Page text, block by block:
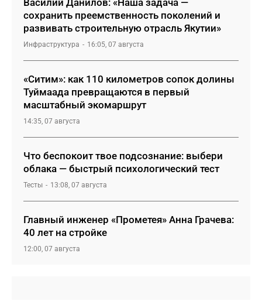
сохранить преемственность поколений и
развивать строительную отрасль Якутии»
Инфраструктура 16:05, 07 августа
«Ситим»: как 110 километров сопок долины
Туймаада превращаются в первый
масштабный экомаршрут
14:35, 07 августа
Что беспокоит твое подсознание: выбери
облака — быстрый психологический тест
Тесты 13:08, 07 августа
Главный инженер «Прометея» Анна Грачева:
40 лет на стройке
12:00, 07 августа